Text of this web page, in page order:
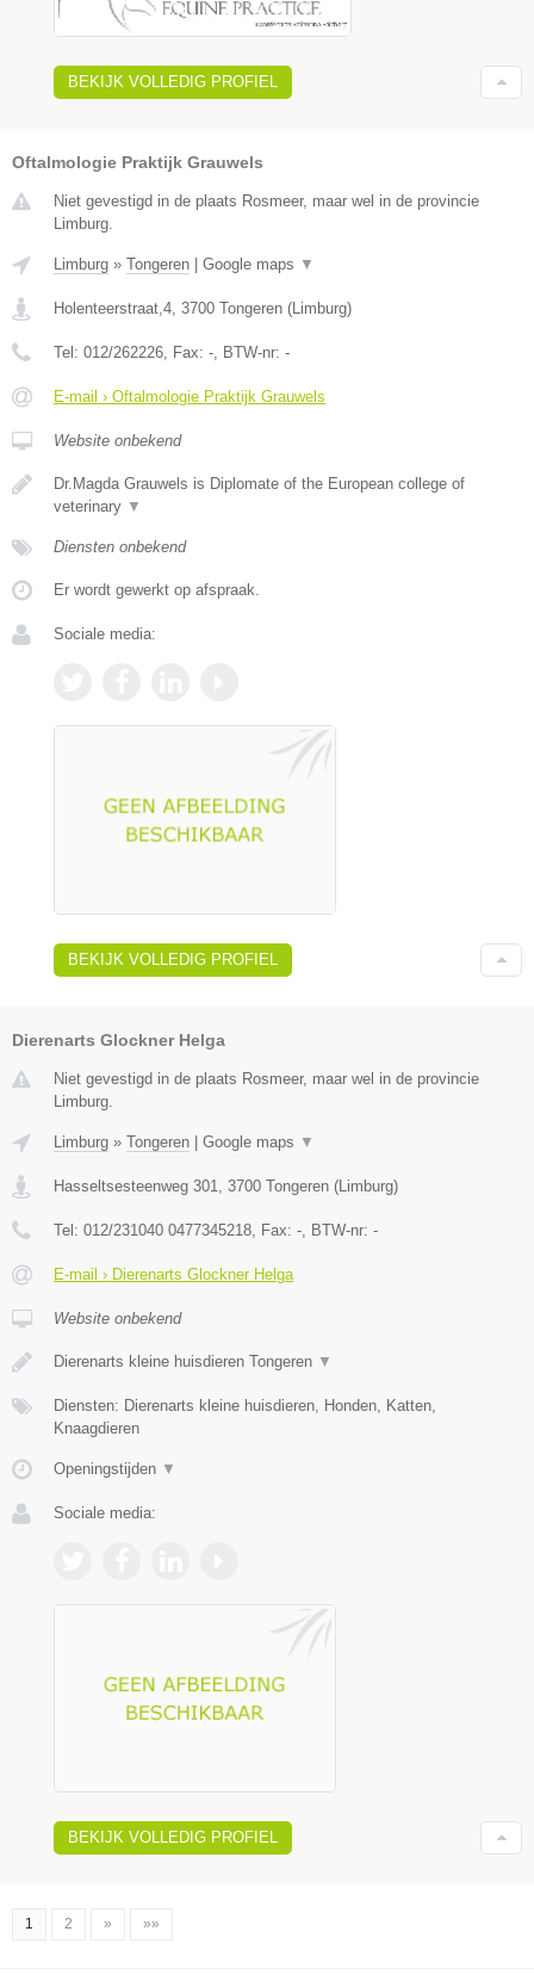
BEKIJK VOLLEDIG PROFIEL
Oftalmologie Praktijk Grauwels
Niet gevestigd in de plaats Rosmeer, maar wel in de provincie
Limburg.
Limburg » Tongeren Google maps ▼
Holenteerstraat,4 3700 Tongeren ( Limburg)
Tel: 012/262226 , Fax: - , BTW-nr: -
E-mail › Oftalmologie Praktijk Grauwels
Website onbekend
Dr.Magda Grauwels is Diplomate of the European college of
veterinary ▼
Diensten onbekend
Er wordt gewerkt op afspraak.
Sociale media:
BEKIJK VOLLEDIG PROFIEL
Dierenarts Glockner Helga
Niet gevestigd in de plaats Rosmeer, maar wel in de provincie
Limburg.
Limburg » Tongeren | Google maps ▼
Hasseltsesteenweg 301 3700 Tongeren (Limburg)
Tel: 012/231040 0477345218 , Fax: - , BTW-nr: -
E-mail › Dierenarts Glockner Helga
Website onbekend
Dierenarts kleine huisdieren Tongeren ▼
Diensten: Dierenarts kleine huisdieren, Honden, Katten,
Knaagdieren
Openingstijden ▼
Sociale media:
BEKIJK VOLLEDIG PROFIEL
1 2 » »»